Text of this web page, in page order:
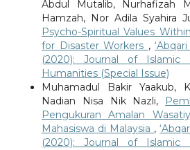
Abdul Mutalib, Nurhafizah
Hamzah, Nor Adila Syahira
Psycho-Spiritual Values
for Disaster Workers ,
(2020): Journal of Islamic
Humanities (Special Issue)
Muhamadul Bakir Yaakub,
Nadian Nisa Nik Nazli,
Pengukuran Amalan
Mahasiswa di Malaysia ,
(2020): Journal of Islamic